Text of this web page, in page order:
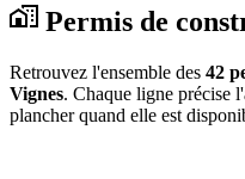
Permis de
Retrouvez l'ensemble des 42
Vignes. Chaque ligne précise
plancher quand elle est